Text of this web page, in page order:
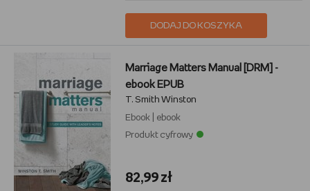
DODAJ DO KOSZYKA
Marriage Matters Manual [DRM] -
ebook EPUB
T. Smith Winston
Ebook
ebook
Produkt cyfrowy
82,99 zł